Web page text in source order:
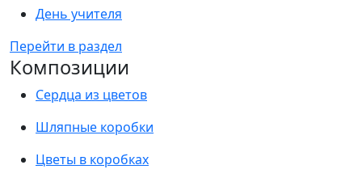
День учителя
Перейти в раздел
Композиции
Сердца из цветов
Шляпные коробки
Цветы в коробках